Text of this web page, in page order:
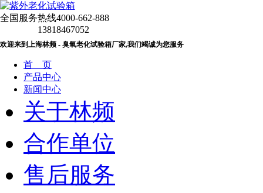
全国服务热线4000-662-888
13818467052
欢迎来到上海林频 - 臭氧老化试验箱厂家,我们竭诚为您服务
首 页
产品中心
新闻中心
关于林频
合作单位
售后服务